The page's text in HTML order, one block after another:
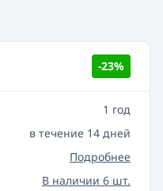
-23%
1 год
в течение 14 дней
Подробнее
В наличии 6 шт.